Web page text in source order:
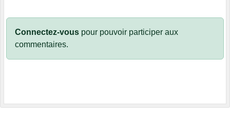
Connectez-vous pour pouvoir participer aux
commentaires.